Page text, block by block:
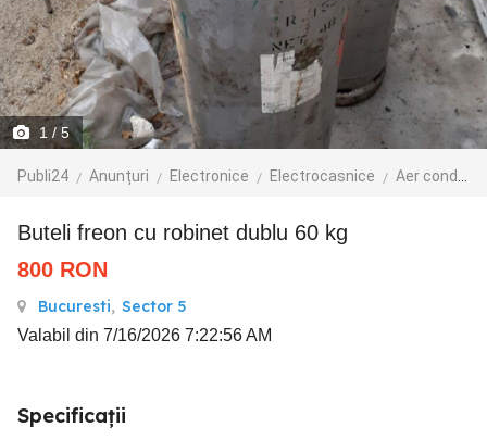
1/ 5
Publi24 Anunțuri Electronice Electrocasnice Aer conditionat
buteli freon cu robinet dublu 60 kg
800 RON
Bucuresti, Sector 5
Valabil din 7/16/2026 7:22:56 AM
Specificații